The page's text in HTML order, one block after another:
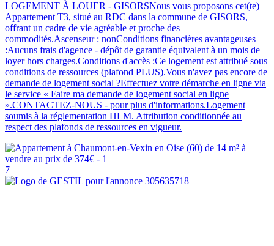
LOGEMENT À LOUER - GISORSNous vous proposons cet(te)
Appartement T3, situé au RDC dans la commune de GISORS,
offrant un cadre de vie agréable et proche des
commodités.Ascenseur : nonConditions financières avantageuses
:Aucuns frais d'agence - dépôt de garantie équivalent à un mois de
loyer hors charges.Conditions d'accès :Ce logement est attribué sous
conditions de ressources (plafond PLUS).Vous n'avez pas encore de
demande de logement social ?Effectuez votre démarche en ligne via
le service « Faire ma demande de logement social en ligne
».CONTACTEZ-NOUS - pour plus d'informations.Logement
soumis à la réglementation HLM. Attribution conditionnée au
respect des plafonds de ressources en vigueur.
7